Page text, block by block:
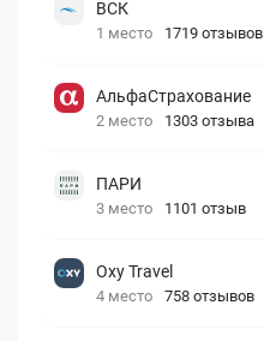
ВСК
1 место 1719 отзывов
АльфаСтрахование
2 место 1303 отзыва
ПАРИ
3 место 1101 отзыв
Oxy Travel
4 место 758 отзывов